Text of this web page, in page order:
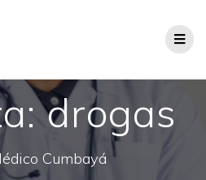
drogas
Cumbayá